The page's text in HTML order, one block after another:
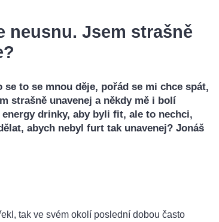
neusnu. Jsem strašně
to se mnou děje, pořád se mi chce spát,
strašně unavenej a někdy mě i bolí
drinky, aby byli fit, ale to nechci,
abych nebyl furt tak unavenej? Jonáš
tak ve svém okolí poslední dobou často